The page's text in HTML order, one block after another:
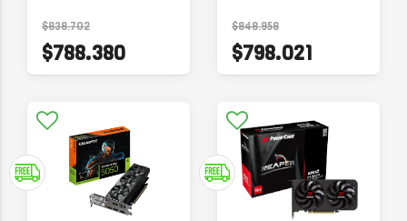
$838.702
$788.380
$848.958
$798.021